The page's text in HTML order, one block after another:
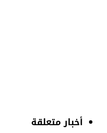
أخبار متعلقة